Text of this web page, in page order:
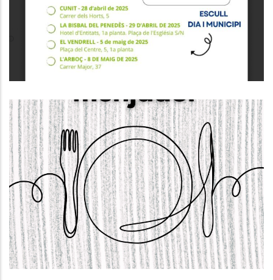
Ocupació
El Dia 22 D’abril S’obrirà El Termini
Per Sol·licitar Els Ajuts De
Menjador Escolar Per Al Curs 2025-
2026.
Educació
S. socials